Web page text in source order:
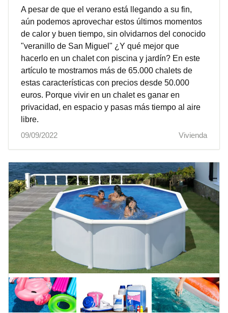
A pesar de que el verano está llegando a su fin,
aún podemos aprovechar estos últimos momentos
de calor y buen tiempo, sin olvidarnos del conocido
"veranillo de San Miguel" ¿Y qué mejor que
hacerlo en un chalet con piscina y jardín? En este
artículo te mostramos más de 65.000 chalets de
estas características con precios desde 50.000
euros. Porque vivir en un chalet es ganar en
privacidad, en espacio y pasas más tiempo al aire
libre.
09/09/2022
Vivienda